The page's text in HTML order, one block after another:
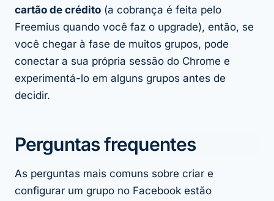
cartão de crédito (a cobrança é feita pelo
Freemius quando você faz o upgrade), então, se
você chegar à fase de muitos grupos, pode
conectar a sua própria sessão do Chrome e
experimentá-lo em alguns grupos antes de
decidir.
Perguntas frequentes
As perguntas mais comuns sobre criar e
configurar um grupo no Facebook estão